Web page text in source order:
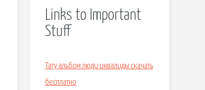
Links to Important
Stuff
Тату альбом люди инвалиды скачать
бесплатно